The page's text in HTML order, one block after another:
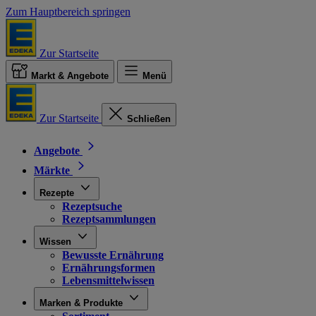
Zum Hauptbereich springen
Zur Startseite
Markt & Angebote Menü
Zur Startseite Schließen
Angebote
Märkte
Rezepte
Rezeptsuche
Rezeptsammlungen
Wissen
Bewusste Ernährung
Ernährungsformen
Lebensmittelwissen
Marken & Produkte